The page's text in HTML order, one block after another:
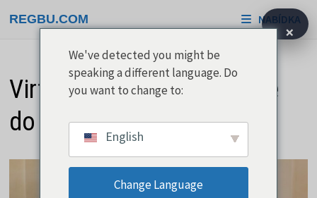
na
REGBU.COM NABÍDKA
Virtuální realita Vás vtáhne
do 3D světa
×
We've detected you might be
speaking a different language. Do
you want to change to:
English
Change Language